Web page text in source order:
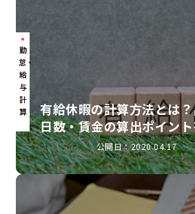
勤
怠・
給
与
計
算
有給休暇の計算方法とは
日数・賃金の算出ポイン
て解説
公開日：2020.04.17